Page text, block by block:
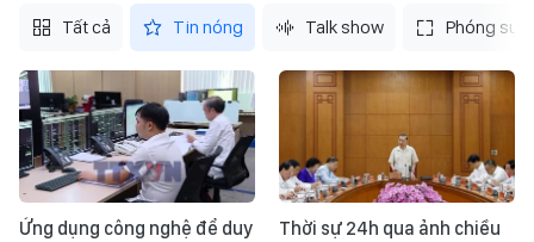
Tất cả Tin nóng Talk show Phóng sự
Ứng dụng công nghệ để duy
Thời sự 24h qua ảnh chiều